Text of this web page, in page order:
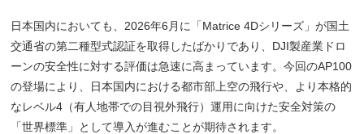
日本国内においても、2026年6月に「Matrice 4Dシリーズ」が国土
交通省の第二種型式認証を取得したばかりであり、DJI製産業ドロ
ーンの安全性に対する評価は急速に高まっています。今回のAP100
の登場により、日本国内における都市部上空の飛行や、より本格的
なレベル4（有人地帯での目視外飛行）運用に向けた安全対策の
「世界標準」として導入が進むことが期待されます。